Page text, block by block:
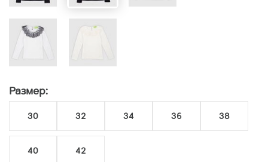
Размер:
30 32 34 36 38
40 42